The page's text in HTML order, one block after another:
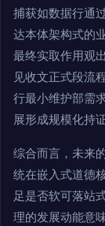
捕获如数据行通
达本体架构式的
最终实取作用观
见收文正式段流
行最小维护部需
展形成规模化持
综合而言，未来
统在嵌入式道德
足是否软可落站
理的发展动能意